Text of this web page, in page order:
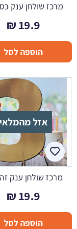
מרכז שולחן ענק
19.9
₪
הוספה לסל
אזל מהמלאי
מרכז שולחן ענק
19.9
₪
הוספה לסל